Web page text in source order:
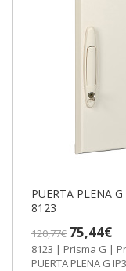
PUERTA PLENA G
8123
120,77€ 75,44€
8123 | Prisma G | Prisma | 9 | Puerta |
PUERTA PLENA G